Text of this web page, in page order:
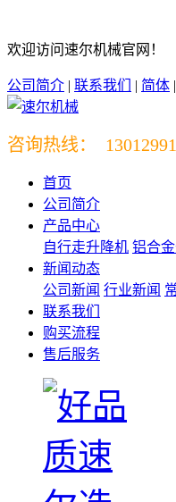
欢迎访问速尔机械官网！
公司简介 | 联系我们 | 简体 |
咨询热线：
首页
公司简介
产品中心
自行走升降机 铝合
新闻动态
公司新闻 行业新闻
联系我们
购买流程
售后服务